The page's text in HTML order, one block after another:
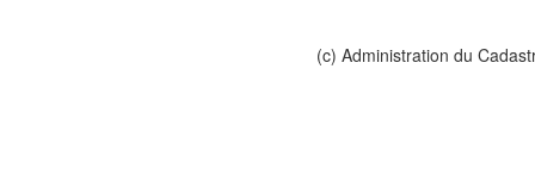
(c) Administration du